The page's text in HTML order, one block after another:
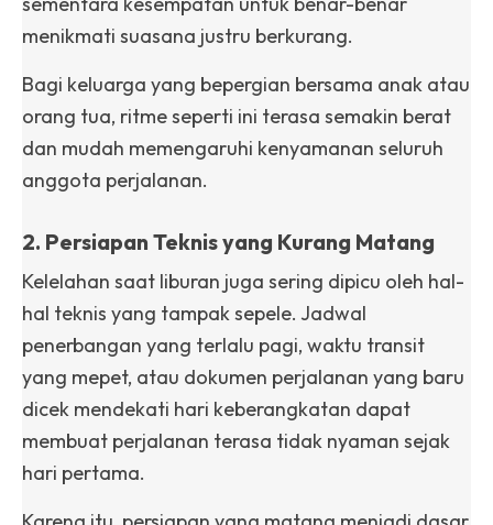
menikmati suasana justru berkurang.
Bagi keluarga yang bepergian bersama anak atau
orang tua, ritme seperti ini terasa semakin berat
dan mudah memengaruhi kenyamanan seluruh
anggota perjalanan.
2. Persiapan Teknis yang Kurang Matang
Kelelahan saat liburan juga sering dipicu oleh hal-
hal teknis yang tampak sepele. Jadwal
penerbangan yang terlalu pagi, waktu transit
yang mepet, atau dokumen perjalanan yang baru
dicek mendekati hari keberangkatan dapat
membuat perjalanan terasa tidak nyaman sejak
hari pertama.